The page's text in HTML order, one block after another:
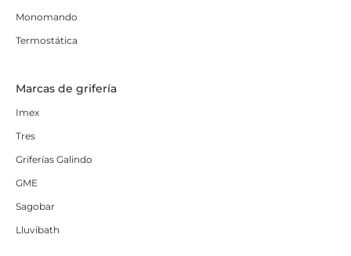
Monomando
Termostática
Marcas de grifería
Imex
Tres
Griferías Galindo
GME
Sagobar
Lluvibath